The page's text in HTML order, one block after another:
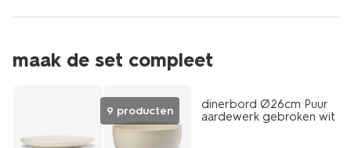
maak de set compleet
9 producten
2+1 gratis
dinerbord Ø26cm Puur
aardewerk gebroken wit